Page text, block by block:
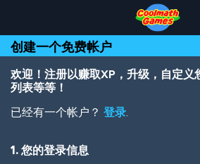
Top
of
Page
Navigation
Main
Content
Footer
到
主
要
内
容
创建一个免费帐户
欢迎！注册以赚取XP，升级，自定义
列表等等！
已经有一个帐户？ 登录.
1. 您的登录信息